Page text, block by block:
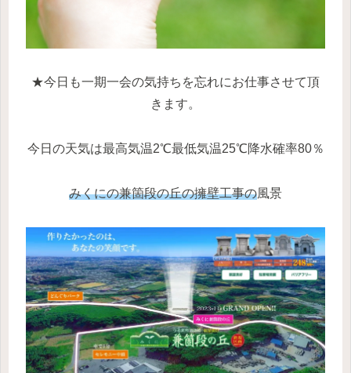
★今日も一期一会の気持ちを忘れにお仕事させて頂
きます。
今日の天気は最高気温2℃最低気温25℃降水確率80％
みくにの兼箇段の丘の擁壁工事の風景